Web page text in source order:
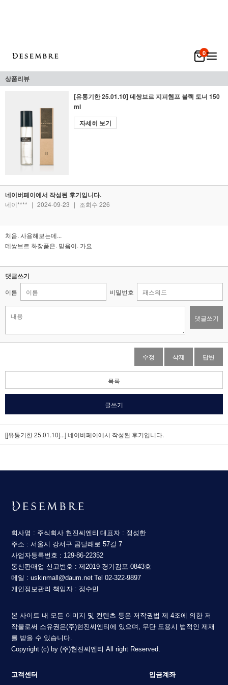
0
상품리뷰
[유통기한 25.01.10] 데쌍브르 지피헴프 블랙 토너 150
ml
자세히 보기
네이버페이에서 작성된 후기입니다.
네이**** | 2024-09-23 | 조회수 226
처음. 사용해보는데...
데쌍브르 화장품은. 믿음이. 가요
댓글쓰기
이름 비밀번호
댓글쓰기
수정 삭제 답변
목록
글쓰기
[[유통기한 25.01.10]...]네이버페이에서 작성된 후기입니다.
회사명 : 주식회사 현진씨엔티 대표자 : 정성한
주소 : 서울시 강서구 곰달래로 57길 7
사업자등록번호 : 129-86-22352
통신판매업 신고번호 : 제2019-경기김포-0843호
메일 : uskinmall@daum.net Tel 02-322-9897
개인정보관리 책임자 : 정수민
본 사이트 내 모든 이미지 및 컨텐츠 등은 저작권법 제 4조에 의한 저
작물로써 소유권은(주)현진씨엔티에 있으며, 무단 도용시 법적인 제재
를 받을 수 있습니다.
Copyright (c) by (주)현진씨엔티 All right Reserved.
고객센터 입금계좌